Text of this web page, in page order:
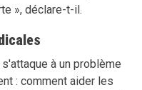
», déclare-t-il.
à un problème
: comment aider les